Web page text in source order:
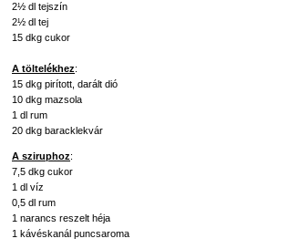
2½ dl tejszín
2½ dl tej
15 dkg cukor
A töltelékhez:
15 dkg pirított, darált dió
10 dkg mazsola
1 dl rum
20 dkg baracklekvár
A sziruphoz:
7,5 dkg cukor
1 dl víz
0,5 dl rum
1 narancs reszelt héja
1 kávéskanál puncsaroma